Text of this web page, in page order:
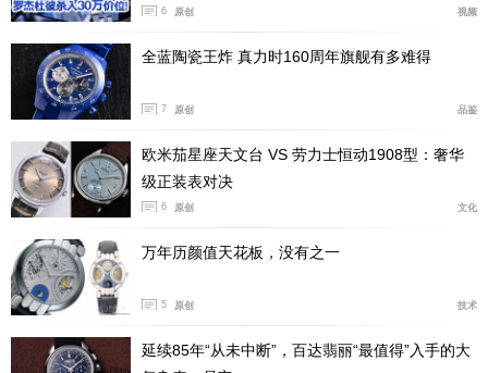
次，EC6是一辆中大型SUV，空间上超出Model Y不少。
差别更大的是，Model Y的内饰极为简单粗犷，不如EC6
那样有着精致高贵的质感，更不用说EC6丰富多彩的配
置。而蔚来展厅的装修布局和整体环境，似乎也和特斯拉
展厅大同小异和不相上下，让人觉得两者是处在同一起跑
线上的竞争对手。这样的体验下来，EC6的优势开始显
现，近似价格下Model Y的优势似乎变得模糊不清。试驾
女性的心理防线不知不觉后撤，特斯拉光环一点一点慢慢
失色。
6 原创 视频
全蓝陶瓷王炸 真力时160周年旗舰有多难得
7 原创 品鉴
欧米茄星座天文台 VS 劳力士恒动1908型：奢华
级正装表对决
6 原创 文化
万年历颜值天花板，没有之一
5 原创 技术
延续85年“从未中断”，百达翡丽“最值得”入手的大